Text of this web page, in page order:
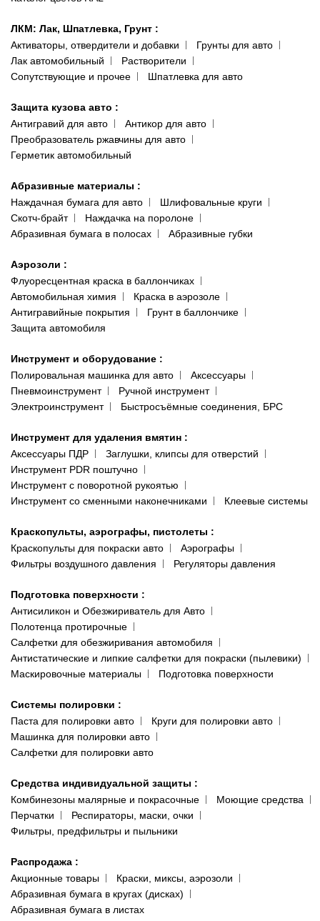
ЛКМ: Лак, Шпатлевка, Грунт :
Активаторы, отвердители и добавки
Грунты для авто
Лак автомобильный
Растворители
Сопутствующие и прочее
Шпатлевка для авто
Защита кузова авто :
Антигравий для авто
Антикор для авто
Преобразователь ржавчины для авто
Герметик автомобильный
Абразивные материалы :
Наждачная бумага для авто
Шлифовальные круги
Скотч-брайт
Наждачка на поролоне
Абразивная бумага в полосах
Абразивные губки
Аэрозоли :
Флуоресцентная краска в баллончиках
Автомобильная химия
Краска в аэрозоле
Антигравийные покрытия
Грунт в баллончике
Защита автомобиля
Инструмент и оборудование :
Полировальная машинка для авто
Аксессуары
Пневмоинструмент
Ручной инструмент
Электроинструмент
Быстросъёмные соединения, БРС
Инструмент для удаления вмятин :
Аксессуары ПДР
Заглушки, клипсы для отверстий
Инструмент PDR поштучно
Инструмент с поворотной рукоятью
Инструмент со сменными наконечниками
Клеевые системы
Краскопульты, аэрографы, пистолеты :
Краскопульты для покраски авто
Аэрографы
Фильтры воздушного давления
Регуляторы давления
Подготовка поверхности :
Антисиликон и Обезжириватель для Авто
Полотенца протирочные
Салфетки для обезжиривания автомобиля
Антистатические и липкие салфетки для покраски (пылевики)
Маскировочные материалы
Подготовка поверхности
Системы полировки :
Паста для полировки авто
Круги для полировки авто
Машинка для полировки авто
Салфетки для полировки авто
Средства индивидуальной защиты :
Комбинезоны малярные и покрасочные
Моющие средства
Перчатки
Респираторы, маски, очки
Фильтры, предфильтры и пыльники
Распродажа :
Акционные товары
Краски, миксы, аэрозоли
Абразивная бумага в кругах (дисках)
Абразивная бумага в листах